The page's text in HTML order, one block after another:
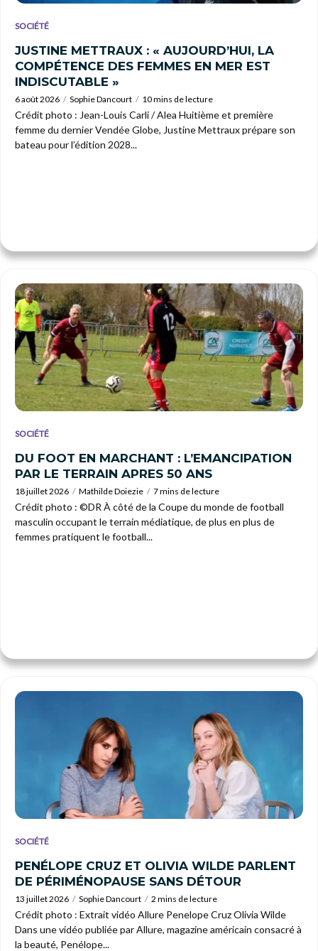
SOCIÉTÉ
JUSTINE METTRAUX : « AUJOURD’HUI, LA
COMPÉTENCE DES FEMMES EN MER EST
INDISCUTABLE »
6 août 2026 Sophie Dancourt 10 mins de lecture
Crédit photo : Jean-Louis Carli / Alea Huitième et première
femme du dernier Vendée Globe, Justine Mettraux prépare son
bateau pour l’édition 2028...
SOCIÉTÉ
DU FOOT EN MARCHANT : L’EMANCIPATION
PAR LE TERRAIN APRES 50 ANS
18 juillet 2026 Mathilde Doiezie 7 mins de lecture
Crédit photo : ©DR À côté de la Coupe du monde de football
masculin occupant le terrain médiatique, de plus en plus de
femmes pratiquent le football...
SOCIÉTÉ
PENÉLOPE CRUZ ET OLIVIA WILDE PARLENT
DE PÉRIMÉNOPAUSE SANS DÉTOUR
13 juillet 2026 Sophie Dancourt 2 mins de lecture
Crédit photo : Extrait vidéo Allure Penelope Cruz Olivia Wilde
Dans une vidéo publiée par Allure, magazine américain consacré à
la beauté, Penélope...